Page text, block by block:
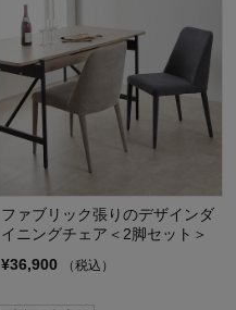
ファブリック張りのデザインダ
イニングチェア＜2脚セット＞
¥36,900
（税込）